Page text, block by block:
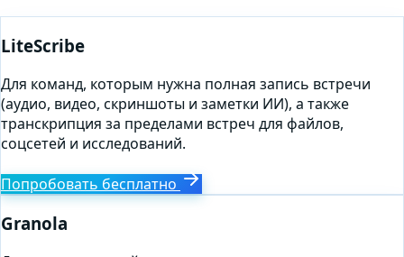
LiteScribe
Для команд, которым нужна полная запись встречи
(аудио, видео, скриншоты и заметки ИИ), а также
транскрипция за пределами встреч для файлов,
соцсетей и исследований.
Попробовать бесплатно
Granola